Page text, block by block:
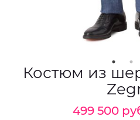
Костюм из
499 500